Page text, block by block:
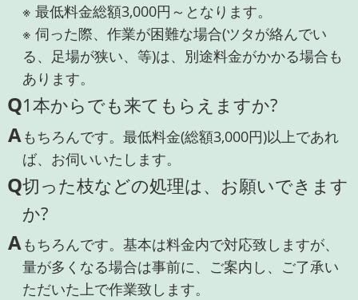
※ 最低料金総額3,000円～となります。
※ 伺った際、作業が困難な場合(ツタが絡んでい
る、足場が狭い、等)は、別途料金がかかる場合も
あります。
Q1本からでも来てもらえますか?
Aもちろんです。最低料金(総額3,000円)以上であれ
ば、お伺いいたします。
Q切った枝などの処理は、お願いできます
か?
Aもちろんです。基本は料金内で対応致しますが、
量が多くなる場合は事前に、ご案内し、ご了承い
ただいた上で作業致します。